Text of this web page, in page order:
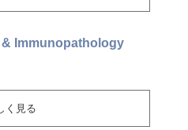
Immunopathology
く見る